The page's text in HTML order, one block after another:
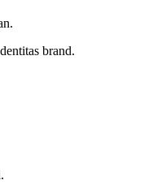
brand.